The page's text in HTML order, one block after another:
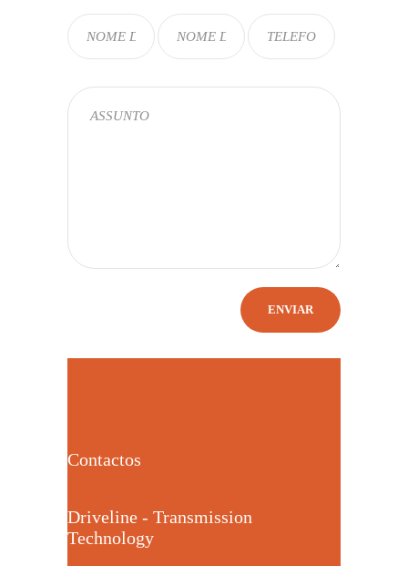
Contactos
Driveline - Transmission
Technology